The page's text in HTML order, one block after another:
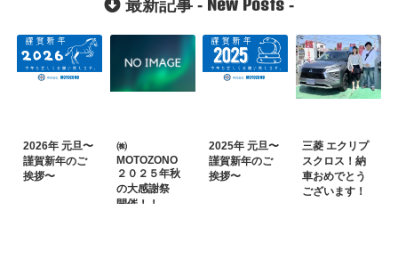
費やサイズな
も走行時も安
の理由。
最新記事 - -
2026年 元旦〜
謹賀新年のご
挨拶〜
㈱
MOTOZONO
２０２５年秋
の大感謝祭
開催！！
2025年 元旦〜
謹賀新年のご
挨拶〜
三菱 エクリプ
スクロス！納
車おめでとう
ございます！